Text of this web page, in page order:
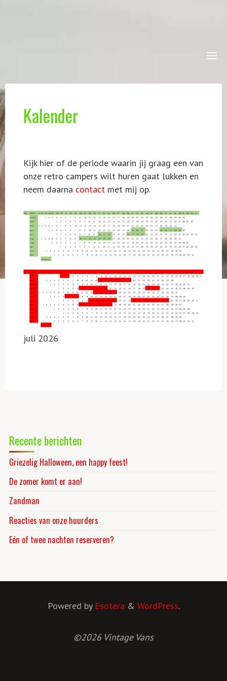
Kalender
Kijk hier of de periode waarin jij graag een van
onze retro campers wilt huren gaat lukken en
neem daarna contact met mij op.
juli 2026
Recente berichten
Griezelig Halloween, een happy feest!
De zomer komt er aan!
Zandman
Reacties van onze huurders
Eén of twee nachten reserveren?
Powered byEsotera & WordPress.
©2026 Vintage Vans